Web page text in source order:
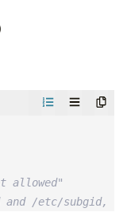
allowed"
and /etc/subgid,